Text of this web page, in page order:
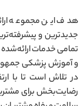
هدف این مجموعه
جدیدترین و
و آموزش پزشکی
در تلاش است تا با
رضایت‌بخش برای